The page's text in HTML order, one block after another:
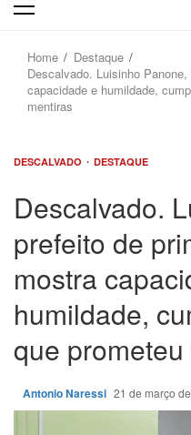
Primary
Home
Destaque
Descalvado. Luisinho
capacidade e humildade,
mentiras
DESCALVADO DESTAQUE
Descalvado.
prefeito de
mostra
humildade,
que
Antonio Naressi 21 de março